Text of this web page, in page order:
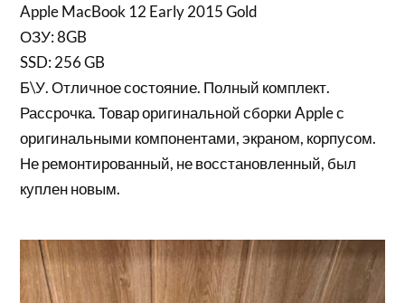
Apple MacBook 12 Early 2015 Gold
ОЗУ: 8GB
SSD: 256 GB
Б\У. Отличное состояние. Полный комплект.
Рассрочка. Товар оригинальной сборки Apple с
оригинальными компонентами, экраном, корпусом.
Не ремонтированный, не восстановленный, был
куплен новым.